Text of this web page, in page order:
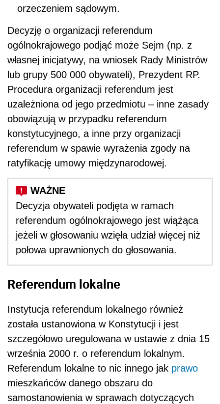
orzeczeniem sądowym.
Decyzję o organizacji referendum
ogólnokrajowego podjąć może Sejm (np. z
własnej inicjatywy, na wniosek Rady Ministrów
lub grupy 500 000 obywateli), Prezydent RP.
Procedura organizacji referendum jest
uzależniona od jego przedmiotu – inne zasady
obowiązują w przypadku referendum
konstytucyjnego, a inne przy organizacji
referendum w spawie wyrażenia zgody na
ratyfikację umowy międzynarodowej.
Decyzja obywateli podjęta w ramach
referendum ogólnokrajowego jest wiążąca
jeżeli w głosowaniu wzięła udział więcej niż
połowa uprawnionych do głosowania.
Referendum lokalne
Instytucja referendum lokalnego również
została ustanowiona w Konstytucji i jest
szczegółowo uregulowana w ustawie z dnia 15
września 2000 r. o referendum lokalnym.
Referendum lokalne to nic innego jak prawo
mieszkańców danego obszaru do
samostanowienia w sprawach dotyczących